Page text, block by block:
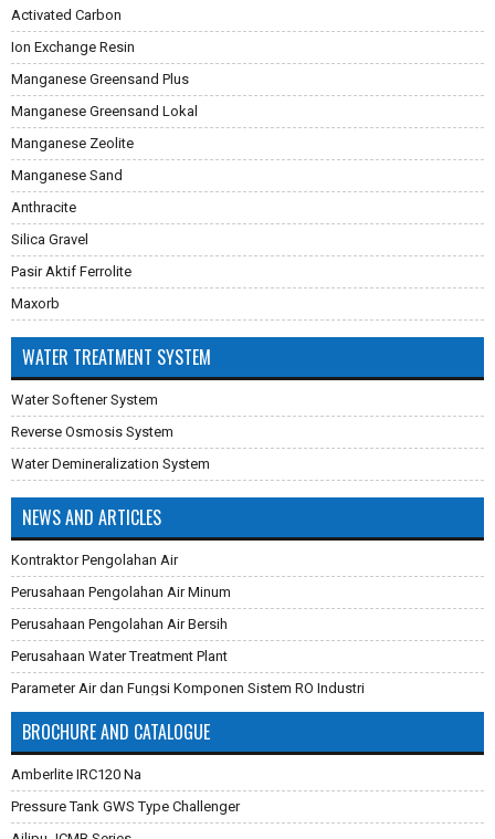
Activated Carbon
Ion Exchange Resin
Manganese Greensand Plus
Manganese Greensand Lokal
Manganese Zeolite
Manganese Sand
Anthracite
Silica Gravel
Pasir Aktif Ferrolite
Maxorb
WATER TREATMENT SYSTEM
Water Softener System
Reverse Osmosis System
Water Demineralization System
NEWS AND ARTICLES
Kontraktor Pengolahan Air
Perusahaan Pengolahan Air Minum
Perusahaan Pengolahan Air Bersih
Perusahaan Water Treatment Plant
Parameter Air dan Fungsi Komponen Sistem RO Industri
Pembuatan Karbon Aktif
Cara Mengganti Karet Membran Pressure Tank
Membran Filtrasi
Sistem Reverse Osmosis dan Cara Kerjanya
BROCHURE AND CATALOGUE
Amberlite IRC120 Na
Pressure Tank GWS Type Challenger